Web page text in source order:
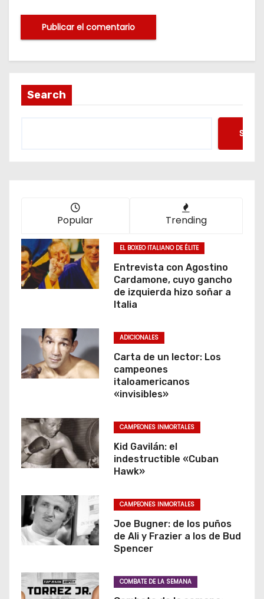
Search
Popular Trending
EL BOXEO ITALIANO DE ÉLITE
Entrevista con Agostino
Cardamone, cuyo gancho
de izquierda hizo soñar a
Italia
ADICIONALES
Carta de un lector: Los
campeones
italoamericanos
«invisibles»
CAMPEONES INMORTALES
Kid Gavilán: el
indestructible «Cuban
Hawk»
CAMPEONES INMORTALES
Joe Bugner: de los puños
de Ali y Frazier a los de Bud
Spencer
COMBATE DE LA SEMANA